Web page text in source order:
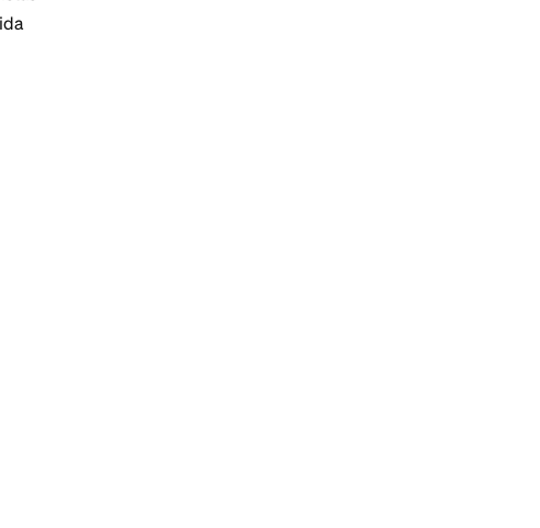
de $15,600 más
de $19,500.
de $20,000 se
ese techo. Una vez
real, y un mercado
de 20 prestamistas
en tu plan coincida